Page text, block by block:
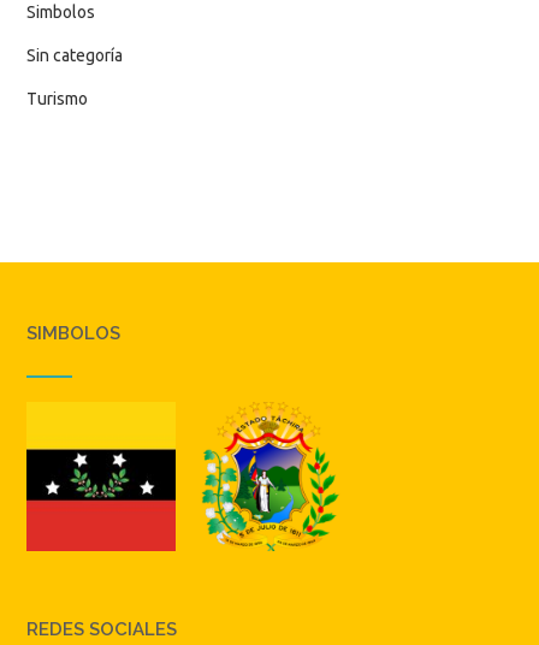
Simbolos
Sin categoría
Turismo
SIMBOLOS
REDES SOCIALES